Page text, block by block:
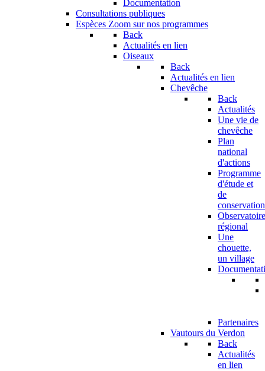
Documentation
Consultations publiques
Espèces Zoom sur nos programmes
Back
Actualités en lien
Oiseaux
Back
Actualités en lien
Chevêche
Back
Actualités
Une vie de
chevêche
Plan
national
d'actions
Programme
d'étude et
de
conservation
Observatoire
régional
Une
chouette,
un village
Partenaires
Vautours du Verdon
Back
Actualités
en lien